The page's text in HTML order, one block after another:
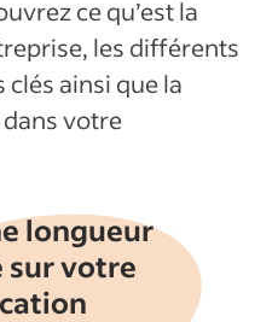
ce qu’est la
les différents
ainsi que la
votre
longueur
sur votre